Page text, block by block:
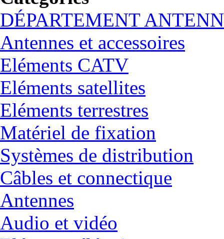
DÉPARTEMENT
Antennes et accessoires
Eléments CATV
Eléments satellites
Eléments terrestres
Matériel de fixation
Systèmes de distribution
Câbles et connectique
Antennes
Audio et vidéo